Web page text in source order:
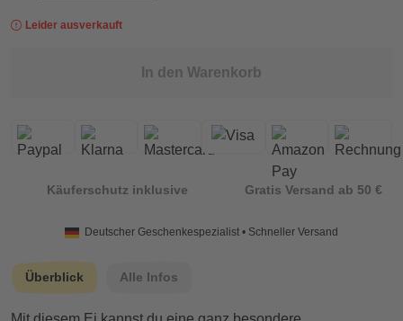
Leider ausverkauft
In den Warenkorb
Käuferschutz inklusive Gratis Versand ab 50 €
Deutscher Geschenkespezialist • Schneller Versand
Überblick Alle Infos